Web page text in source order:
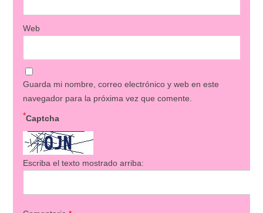
Web
Guarda mi nombre, correo electrónico y web en este
navegador para la próxima vez que comente.
Captcha
*
Escriba el texto mostrado arriba: